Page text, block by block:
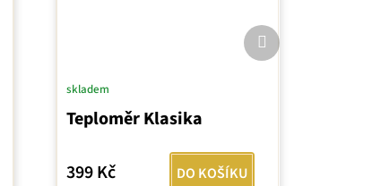
Teploměr Klasika
skladem
399 Kč DO KOŠÍKU
Další
produkt